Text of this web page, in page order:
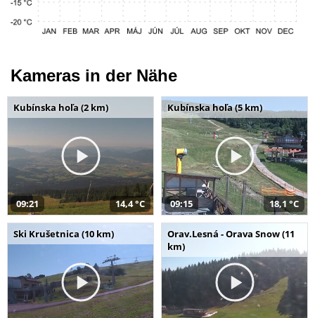
Kameras in der Nähe
Kubínska hoľa (2 km)
09:21 14,4 °C
Kubínska hoľa (5 km)
09:15 18,1 °C
Ski Krušetnica (10 km)
Orav.Lesná - Orava Snow (11
km)